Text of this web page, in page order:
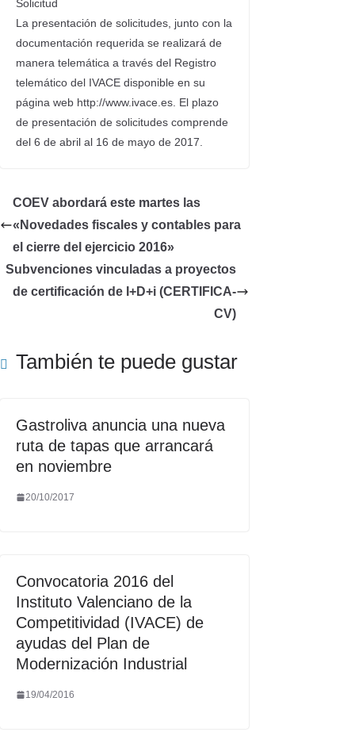
Solicitud
La presentación de solicitudes, junto con la
documentación requerida se realizará de
manera telemática a través del Registro
telemático del IVACE disponible en su
página web http://www.ivace.es. El plazo
de presentación de solicitudes comprende
del 6 de abril al 16 de mayo de 2017.
COEV abordará este martes las
«Novedades fiscales y contables para
el cierre del ejercicio 2016»
Subvenciones vinculadas a proyectos
de certificación de I+D+i (CERTIFICA-
CV)
También te puede gustar
Gastroliva anuncia una nueva
ruta de tapas que arrancará
en noviembre
20/10/2017
Convocatoria 2016 del
Instituto Valenciano de la
Competitividad (IVACE) de
ayudas del Plan de
Modernización Industrial
19/04/2016